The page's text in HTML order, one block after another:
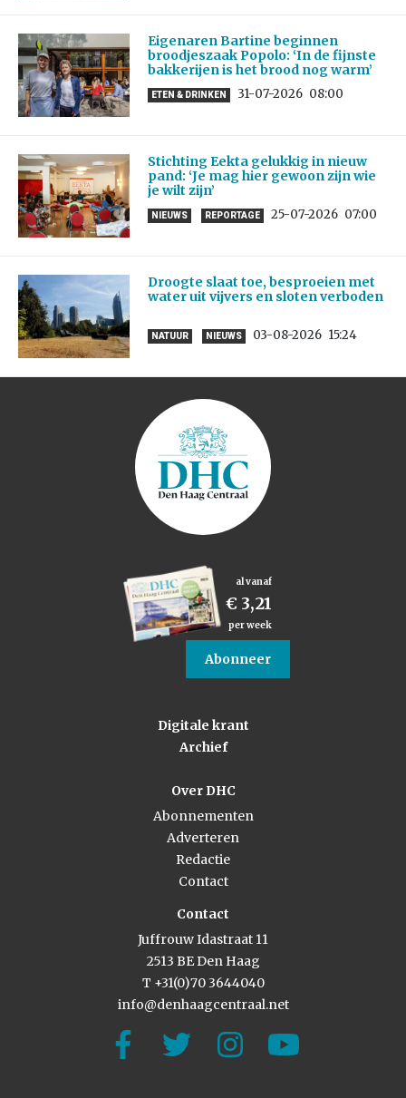
Eigenaren Bartine beginnen
broodjeszaak Popolo: ‘In de fijnste
bakkerijen is het brood nog warm’
ETEN & DRINKEN 31-07-2026 08:00
Stichting Eekta gelukkig in nieuw
pand: ‘Je mag hier gewoon zijn wie
je wilt zijn’
NIEUWS REPORTAGE 25-07-2026 07:00
Droogte slaat toe, besproeien met
water uit vijvers en sloten verboden
NATUUR NIEUWS 03-08-2026 15:24
al vanaf
€ 3,21
per week
Abonneer
Digitale krant
Archief
Over DHC
Abonnementen
Adverteren
Redactie
Contact
Contact
Juffrouw Idastraat 11
2513 BE Den Haag
T +31(0)70 3644040
info@denhaagcentraal.net